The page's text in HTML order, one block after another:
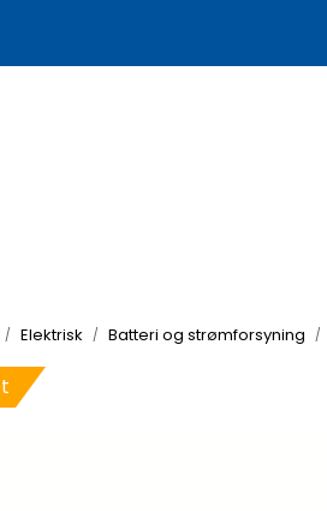
Elektrisk Batteri og strømforsyning